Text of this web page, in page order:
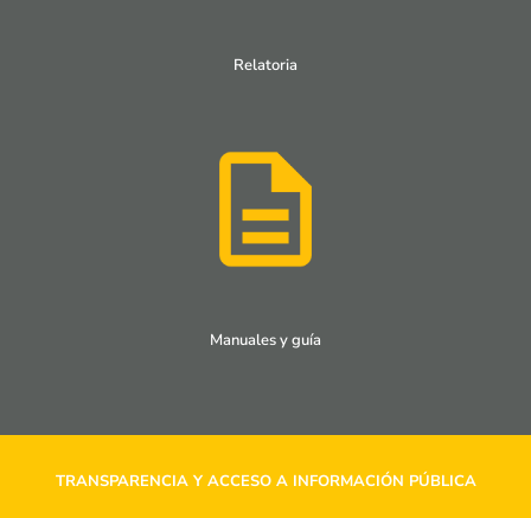
Relatoria
Manuales y guía
TRANSPARENCIA Y ACCESO A INFORMACIÓN PÚBLICA